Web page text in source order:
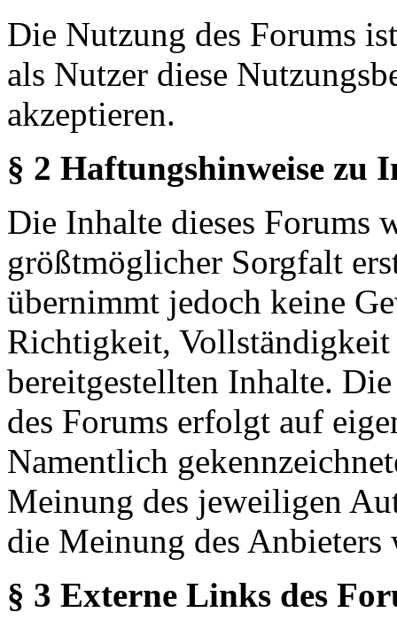
Die Nutzung des Forums
als Nutzer diese
akzeptieren.
§ 2 Haftungshinweise zu
Die Inhalte dieses Forums
größtmöglicher Sorgfalt
übernimmt jedoch keine
Richtigkeit,
bereitgestellten Inhalte.
des Forums erfolgt auf
Namentlich
Meinung des jeweiligen
die Meinung des Anbieters
§ 3 Externe Links des